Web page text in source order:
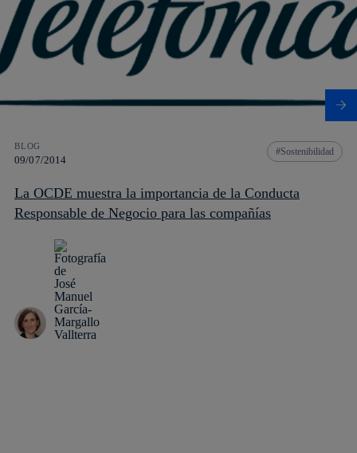
BLOG
09/07/2014
Sostenibilidad
La OCDE muestra la importancia de la Conducta
Responsable de Negocio para las compañías